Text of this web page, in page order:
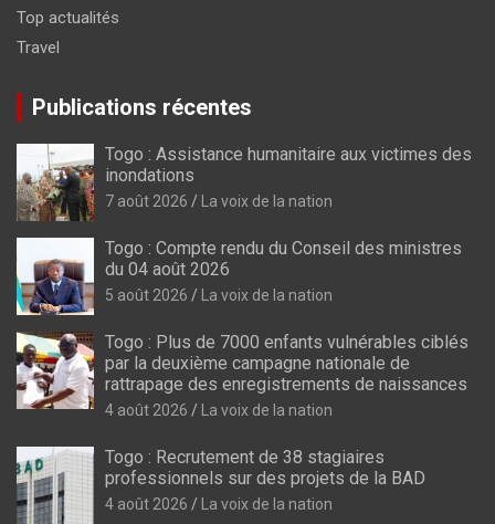
Top actualités
Travel
Publications récentes
Togo : Assistance humanitaire aux victimes des
inondations
7 août 2026 La voix de la nation
Togo : Compte rendu du Conseil des ministres
du 04 août 2026
5 août 2026 La voix de la nation
Togo : Plus de 7000 enfants vulnérables ciblés
par la deuxième campagne nationale de
rattrapage des enregistrements de naissances
4 août 2026 La voix de la nation
Togo : Recrutement de 38 stagiaires
professionnels sur des projets de la BAD
4 août 2026 La voix de la nation